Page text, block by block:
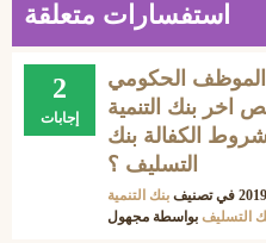
استفسارات متعلقة
2
إجابات
الحكومي
اخر بنك التنمية
شروط الكفالة بنك
التسليف ؟
في تصنيف بنك التنمية
التسليف بواسطة مجهول